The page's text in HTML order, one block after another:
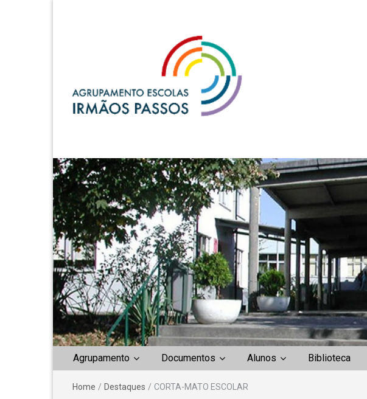
Agrupamento Documentos Alunos Biblioteca
Home / Destaques / CORTA-MATO ESCOLAR